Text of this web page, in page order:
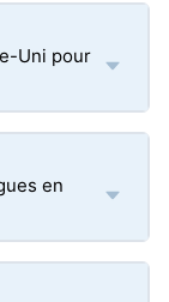
Uni pour
en